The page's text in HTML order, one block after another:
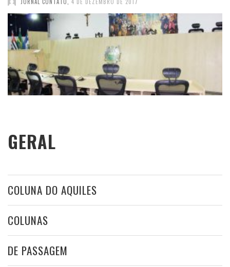
GERAL
COLUNA DO AQUILES
COLUNAS
DE PASSAGEM